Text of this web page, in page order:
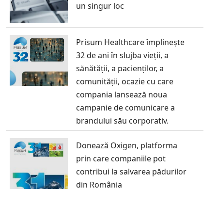
un singur loc
Prisum Healthcare împlinește
32 de ani în slujba vieții, a
sănătății, a pacienților, a
comunității, ocazie cu care
compania lansează noua
campanie de comunicare a
brandului său corporativ.
Donează Oxigen, platforma
prin care companiile pot
contribui la salvarea pădurilor
din România